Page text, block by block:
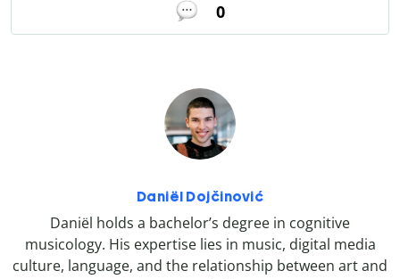
0
Daniël Dojčinović
Daniël holds a bachelor’s degree in cognitive
musicology. His expertise lies in music, digital media
culture, language, and the relationship between art and